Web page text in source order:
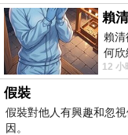
賴
賴
何欣
罵她
12 小
假裝
假裝對他人有興趣和忽
因。